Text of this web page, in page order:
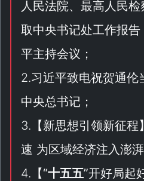
人民法院、最高人民
取中央书记处工作报
平主持会议；
2.习近平致电祝贺通伦
中央总书记；
3.【新思想引领新征程
速 为区域经济注入澎湃
4.【“十五五”开好局起